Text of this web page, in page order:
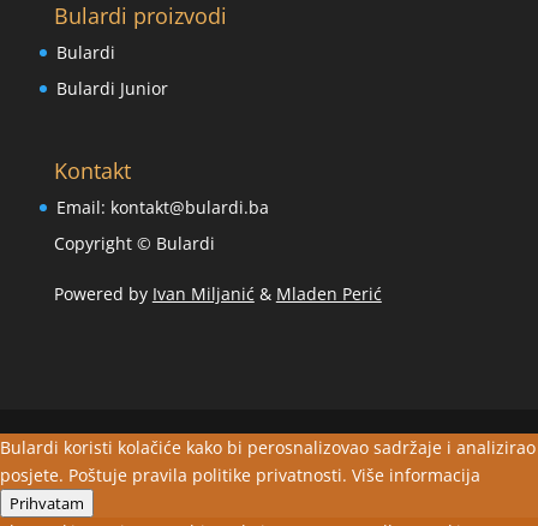
Bulardi proizvodi
Bulardi
Bulardi Junior
Kontakt
Email: kontakt@bulardi.ba
Copyright © Bulardi
Powered by Ivan Miljanić & Mladen Perić
Bulardi koristi kolačiće kako bi perosnalizovao sadržaje i analizirao
posjete. Poštuje pravila politike privatnosti. Više informacija
Prihvatam